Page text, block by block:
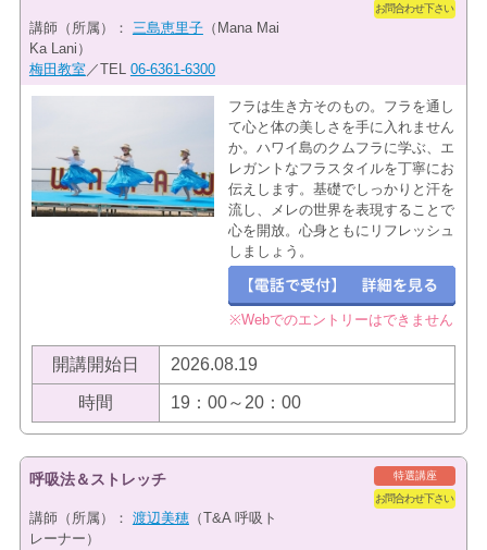
お問合わせ下さい
講師（所属）： 三島恵里子（Mana Mai
Ka Lani）
梅田教室 ／TEL 06-6361-6300
フラは生き方そのもの。フラを通し
て心と体の美しさを手に入れません
か。ハワイ島のクムフラに学ぶ、エ
レガントなフラスタイルを丁寧にお
伝えします。基礎でしっかりと汗を
流し、メレの世界を表現することで
心を開放。心身ともにリフレッシュ
しましょう。
※Webでのエントリーはできません
開講開始日 2026.08.19
時間 19：00～20：00
特選講座
お問合わせ下さい
呼吸法＆ストレッチ
講師（所属）： 渡辺美穂（T&A 呼吸ト
レーナー）